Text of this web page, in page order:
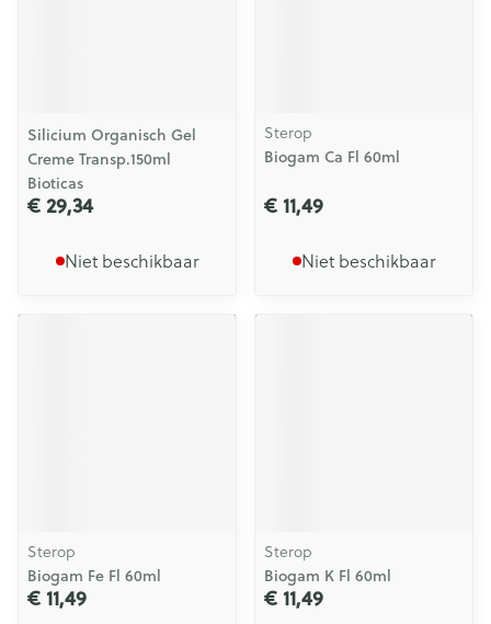
Silicium Organisch Gel
Creme Transp.150ml
Bioticas
€ 29,34
Niet beschikbaar
Sterop
Biogam Ca Fl 60ml
€ 11,49
Niet beschikbaar
Sterop
Biogam Fe Fl 60ml
€ 11,49
Sterop
Biogam K Fl 60ml
€ 11,49